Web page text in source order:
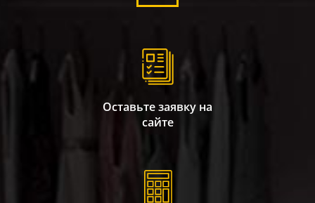
Оставьте заявку на
сайте